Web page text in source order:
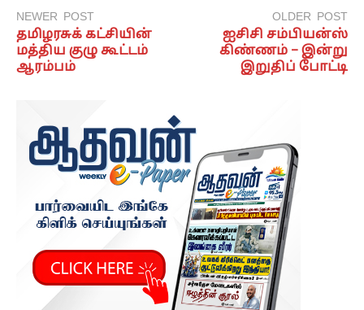
NEWER POST
தமிழரசுக் கட்சியின்
மத்திய குழு கூட்டம்
ஆரம்பம்
OLDER POST
ஐசிசி சம்பியன்ஸ்
கிண்ணம் – இன்று
இறுதிப் போட்டி